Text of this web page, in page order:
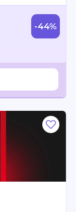
-44%